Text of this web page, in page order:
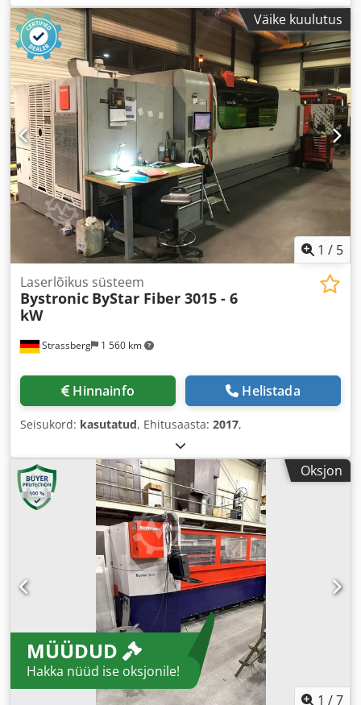
Väike kuulutus
1 / 5
Strassberg 1 560 km
Laserlõikus süsteem
Bystronic ByStar Fiber 3015 - 6
kW
Hinnainfo Helistada
Seisukord: kasutatud, Ehitusaasta: 2017,
Oksjon
MÜÜDUD
Hakka nüüd ise oksjonile!
1 /7